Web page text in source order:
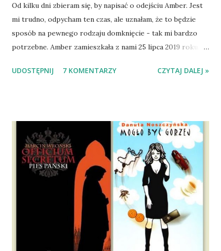
Od kilku dni zbieram się, by napisać o odejściu Amber. Jest
mi trudno, odpycham ten czas, ale uznałam, że to będzie
sposób na pewnego rodzaju domknięcie - tak mi bardzo
potrzebne. Amber zamieszkała z nami 25 lipca 2019 roku.
Mazowieckim, pojechaliśmy na wizytę zapoznawczą, a kilka
wspólnego życia przeczytacie TUTAJ i TUTAJ . Gdy już
nieco okrzepliśmy w codzienności z psem, a Amber - z
ludźmi i kotami, pojawił się pomysł na wspólny jesienny
wyjazd w Beskid Niski. Zanim to jednak się stało psica miała
atak padaczki, co spowodowało, że wyjazd odwołaliśmy,
wdrożyliśmy leczenie i od nowa zaczęliśmy oswajać z nami i
wspólnym życiem zdezorientowanego chorobą psa. Udało
się ustabilizować zawirowania zdrowotne i wówczas
zaczęliśmy się cieszyć sobą wzajemnie już na 100%.
UDOSTĘPNIJ 7 KOMENTARZY CZYTAJ DALEJ »